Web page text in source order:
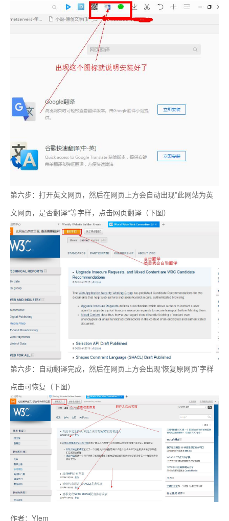
第六步：打开英文网页，然后在网页上方会自动出现”此网站为英
文网页，是否翻译“等字样，点击网页翻译（下图）
第六步：自动翻译完成，然后在网页上方会出现‘恢复原网页’字样
点击可恢复（下图）
作者：YIem